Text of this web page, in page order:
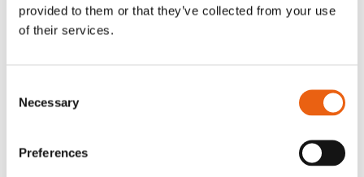
provided to them or that they’ve collected from your use
of their services.
Selection
Necessary
Preferences
med Architizer A+Award 2025 i kategorin
Hållbara transportprojekt.